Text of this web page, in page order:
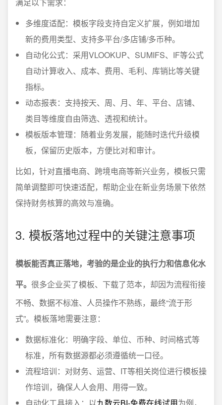
多维度适配：模板字段支持自定义扩展，例如增加
新的费用类型、支持多平台/多店铺/多币种。
自动化公式：采用VLOOKUP、SUMIFS、IF等公式
自动计算收入、成本、费用、毛利、库销比等关键
指标。
动态报表：支持按天、周、月、年、平台、店铺、
类目等维度自由筛选、透视和统计。
模板版本管理：随着业务发展，能随时迭代升级模
板，保留历史版本，方便比对和审计。
比如，针对直播电商、跨境电商等新兴业务，模板只需
简单调整即可快速适配，帮助企业在新业务场景下依然
保持财务核算的高效与准确。
3. 模板落地过程中的关键注意事项
模板能否真正落地，考验的是企业的执行力和信息化水
平。 很多企业买了模板、下载了范本，却因为流程衔接
不畅、数据不标准、人员操作不熟练，最终“流于形
式”。模板落地需要注意：
数据标准化：明确字段、单位、币种、时间格式等
标准，所有数据源都必须遵循统一口径。
流程培训：对财务、运营、IT等相关岗位进行模板操
作培训，确保人人会用、用得一致。